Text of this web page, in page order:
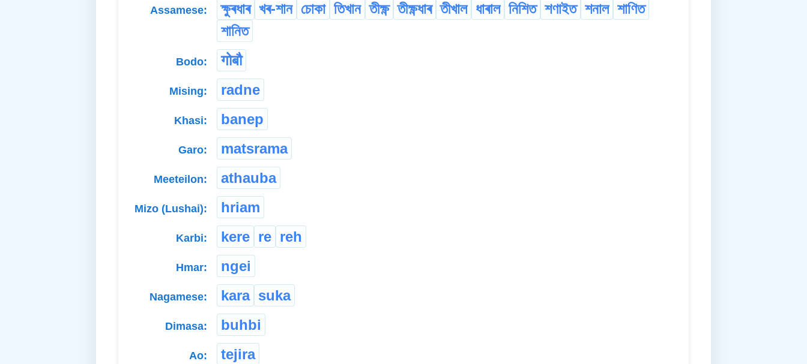
Assamese: ক্ষুৰধাৰ খৰ-শান চোকা তিখান তীক্ষ্ণ তীক্ষ্ণধাৰ তীখাল ধাৰাল নিশিত শণাইত শনাল শাণিত
শানিত
Bodo: गोबौ
Mising: radne
Khasi: banep
Garo: matsrama
Meeteilon: athauba
Mizo (Lushai): hriam
Karbi: kere re reh
Hmar: ngei
Nagamese: kara suka
Dimasa: buhbi
Ao: tejira